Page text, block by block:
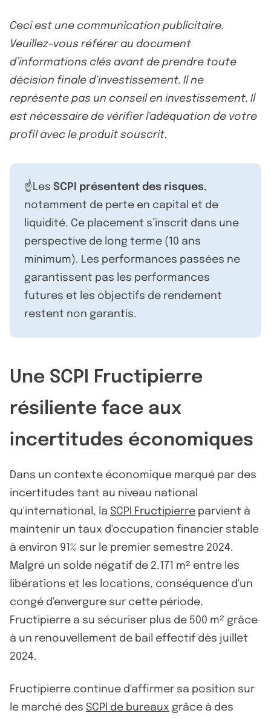
Ceci est une communication publicitaire.
Veuillez-vous référer au document
d’informations clés avant de prendre toute
décision finale d’investissement. Il ne
représente pas un conseil en investissement. Il
est nécessaire de vérifier l'adéquation de votre
profil avec le produit souscrit.
☝️Les SCPI présentent des risques,
notamment de perte en capital et de
liquidité. Ce placement s’inscrit dans une
perspective de long terme (10 ans
minimum). Les performances passées ne
garantissent pas les performances
futures et les objectifs de rendement
restent non garantis.
Une SCPI Fructipierre
résiliente face aux
incertitudes économiques
Dans un contexte économique marqué par des
incertitudes tant au niveau national
qu'international, la SCPI Fructipierre parvient à
maintenir un taux d'occupation financier stable
à environ 91% sur le premier semestre 2024.
Malgré un solde négatif de 2.171 m² entre les
libérations et les locations, conséquence d'un
congé d'envergure sur cette période,
Fructipierre a su sécuriser plus de 500 m² grâce
à un renouvellement de bail effectif dès juillet
2024.
Fructipierre continue d'affirmer sa position sur
le marché des SCPI de bureaux grâce à des